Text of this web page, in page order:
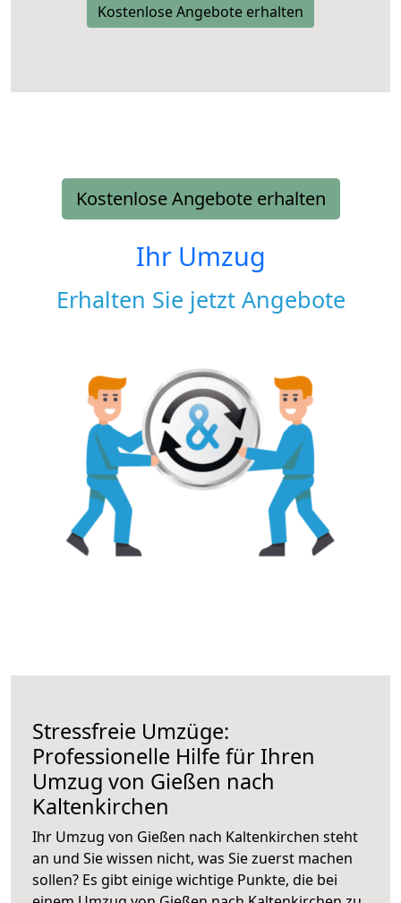
Kostenlose Angebote erhalten
Kostenlose Angebote erhalten
Ihr Umzug
Erhalten Sie jetzt Angebote
Stressfreie Umzüge:
Professionelle Hilfe für Ihren
Umzug von Gießen nach
Kaltenkirchen
Ihr Umzug von Gießen nach Kaltenkirchen steht
an und Sie wissen nicht, was Sie zuerst machen
sollen? Es gibt einige wichtige Punkte, die bei